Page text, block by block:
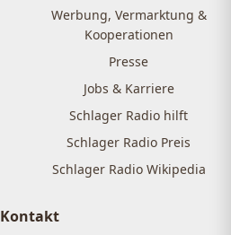
Werbung, Vermarktung &
Kooperationen
Presse
Jobs & Karriere
Schlager Radio hilft
Schlager Radio Preis
Schlager Radio Wikipedia
Kontakt